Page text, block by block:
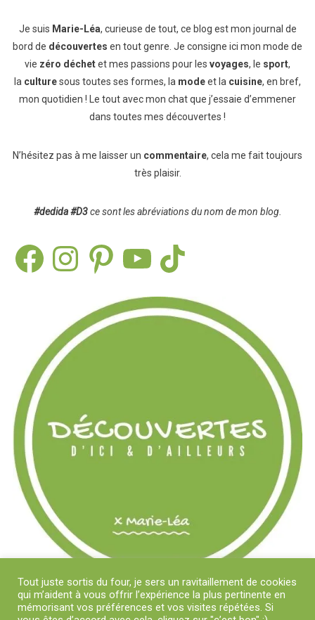
Je suis Marie-Léa, curieuse de tout, ce blog est mon journal de
bord de découvertes en tout genre. Je consigne ici mon mode de
vie zéro déchetet mes passions pour les voyages, le sport,
la culturesous toutes ses formes, la modeet la cuisine, en bref,
mon quotidien ! Le tout avec mon chat que j’essaie d’emmener
dans toutes mes découvertes !
N’hésitez pas à me laisser un commentaire, cela me fait toujours
très plaisir.
#dedida #D3ce sont les abréviations du nom de mon blog.
FacebookInstagramPinterest TikTok
Tout juste sortis du four, je sers un ravitaillement de cookies
qui m’aident à vous offrir l’expérience la plus pertinente en
mémorisant vos préférences et vos visites répétées. Si